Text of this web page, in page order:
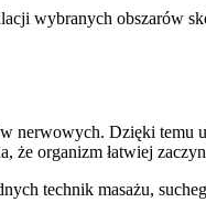
wybranych obszarów
nerwowych. Dzięki temu
organizm łatwiej
technik masażu,